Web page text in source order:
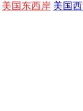
美国东西岸 美国